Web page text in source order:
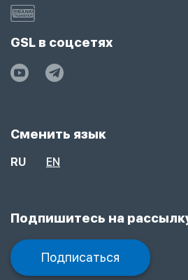
GSL в соцсетях
Сменить язык
RU EN
Подпишитесь на
Подписаться